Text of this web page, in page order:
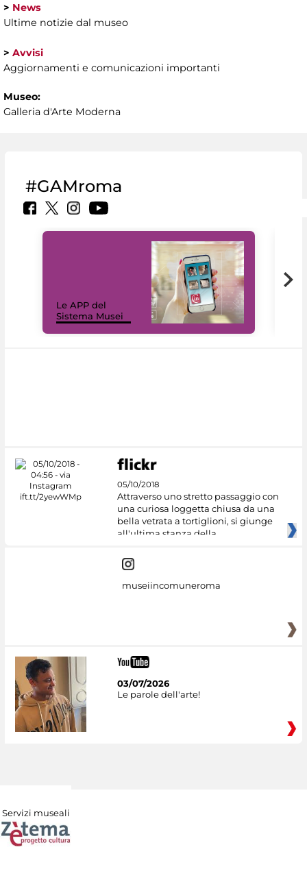
> News
Ultime notizie dal museo
> Avvisi
Aggiornamenti e comunicazioni importanti
Museo:
Galleria d'Arte Moderna
#GAMroma
Le APP del
Sistema Musei
05/10/2018
Attraverso uno stretto passaggio con
una curiosa loggetta chiusa da una
bella vetrata a tortiglioni, si giunge
all'ultima stanza della
museiincomuneroma
03/07/2026
Le parole dell'arte!
Servizi museali